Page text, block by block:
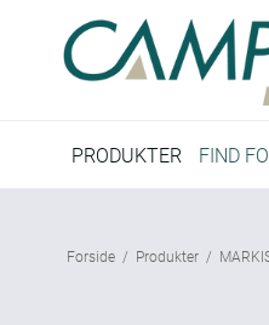
PRODUKTER FIND
Forside / Produkter /